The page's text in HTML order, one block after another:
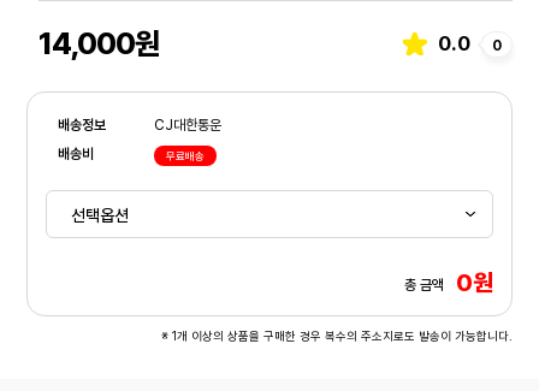
14,000원 0.0 0
배송정보
CJ대한통운
배송비
무료배송
총 금액 0원
※ 1개 이상의 상품을 구매한 경우 복수의 주소지로도 발송이 가능합니다.